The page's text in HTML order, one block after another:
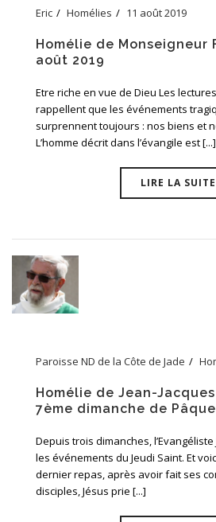
Eric Homélies 11 août 2019
Homélie de Monseigneur
août 2019
Etre riche en vue de Dieu Les
rappellent que les événements
surprennent toujours : nos biens et
L’homme décrit dans l’évangile est [...]
LIRE LA SUITE
Paroisse ND de la Côte de Jade
Homélie de Jean-
7ème dimanche de
Depuis trois dimanches,
les événements du Jeudi Saint. Et
dernier repas, après avoir fait ses
disciples, Jésus prie [...]